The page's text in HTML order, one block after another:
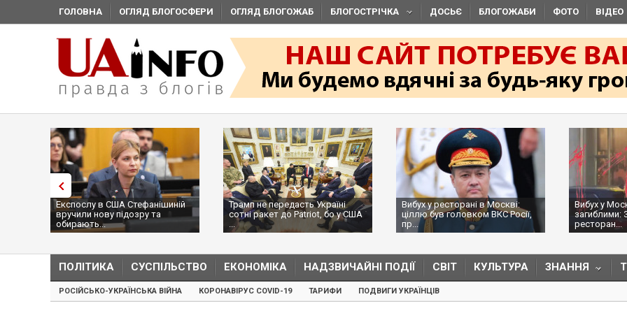
ГОЛОВНА ОГЛЯД БЛОГОСФЕРИ ОГЛЯД БЛОГОЖАБ БЛОГОСТРІЧКА ДОСЬЄ БЛОГОЖАБИ ФОТО ВІДЕО
Експослу в США Стефанішиній
вручили нову підозру та
обирають...
Трамп не передасть Україні
сотні ракет до Patriot, бо у США
...
Вибух у ресторані в Москві:
ціллю був головком ВКС Росії,
пр...
Вибух у
загиблими:
ресторан...
ПОЛІТИКА СУСПІЛЬСТВО ЕКОНОМІКА НАДЗВИЧАЙНІ ПОДІЇ СВІТ КУЛЬТУРА ЗНАННЯ
РОСІЙСЬКО-УКРАЇНСЬКА ВІЙНА КОРОНАВІРУС COVID-19 ТАРИФИ ПОДВИГИ УКРАЇНЦІВ